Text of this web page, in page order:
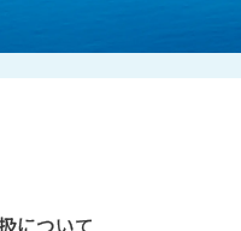
について